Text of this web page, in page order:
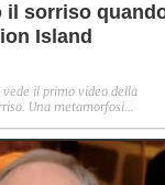
il sorriso
Island
il primo video della
Una metamorfosi